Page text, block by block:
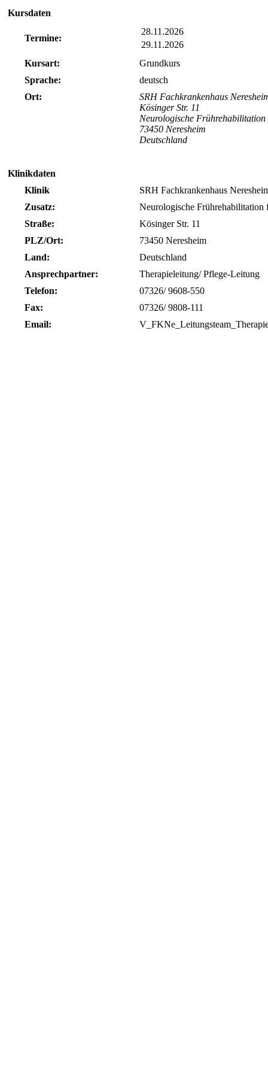
Kursdaten
Termine:
28.11.2026
29.11.2026
Kursart:
Grundkurs
Sprache:
deutsch
Ort:
SRH Fachkrankenhaus
Kösinger Str. 11
Neurologische
73450 Neresheim
Deutschland
Klinikdaten
Klinik
SRH Fachkrankenhaus
Zusatz:
Neurologische Frührehabilitation
Straße:
Kösinger Str. 11
PLZ/Ort:
73450 Neresheim
Land:
Deutschland
Ansprechpartner:
Therapieleitung/ Pflege-Leitung
Telefon:
07326/ 9608-550
Fax:
07326/ 9808-111
Email: